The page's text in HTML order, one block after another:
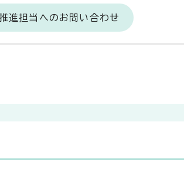
進担当へのお問い合わせ